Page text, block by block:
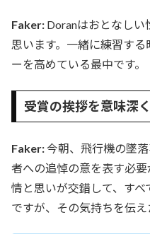
Faker: Doranはおとなしい
思います。一緒に練習す
ーを高めている最中です。
受賞の挨拶を意味深
Faker:今朝、飛行機の墜
者への追悼の意を表す必
情と思いが交錯して、す
ですが、その気持ちを伝え